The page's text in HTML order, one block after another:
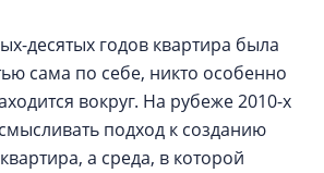
десятых годов квартира была
сама по себе, никто особенно
вокруг. На рубеже 2010-х
подход к созданию
а среда, в которой